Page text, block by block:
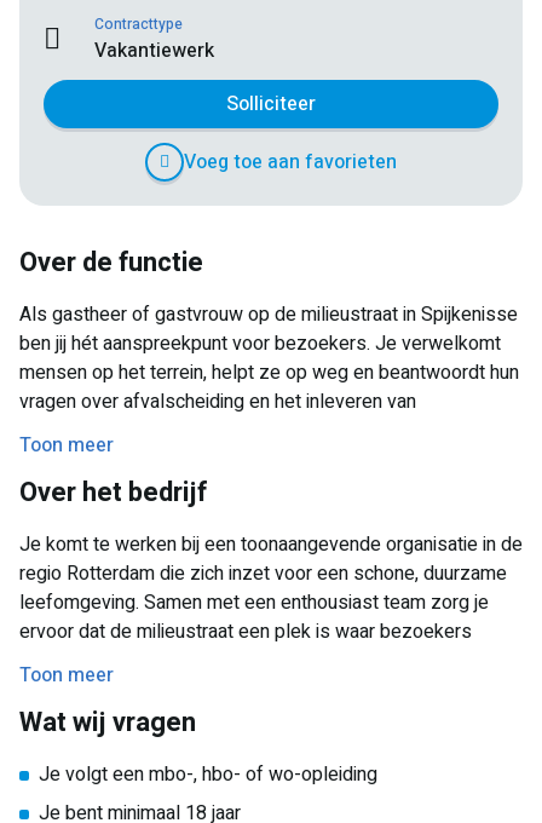
Contracttype
Vakantiewerk
Solliciteer
Voeg toe aan favorieten
Over de functie
Als gastheer of gastvrouw op de milieustraat in Spijkenisse
ben jij hét aanspreekpunt voor bezoekers. Je verwelkomt
mensen op het terrein, helpt ze op weg en beantwoordt hun
vragen over afvalscheiding en het inleveren van
verschillende afvalstromen. Je houdt toezicht op een
veilige en nette omgeving en zorgt ervoor dat alles op
rolletjes loopt.
Jouw dag begint met het openstellen van het terrein en het
begroeten van de eerste bezoekers. Je wijst hen de juiste
route naar de verschillende afvalcontainers, geeft uitleg
waar nodig en zorgt dat alles soepel verloopt. Je bent alert
een prettige sfeer. Door jouw inzet help je bezoekers én
draag je direct bij aan een duurzamere samenleving.
Ben jij sociaal, communicatief sterk en steek je graag de
handen uit de mouwen? Zoek je een flexibele en goed
Toon meer
Over het bedrijf
Je komt te werken bij een toonaangevende organisatie in de
regio Rotterdam die zich inzet voor een schone, duurzame
leefomgeving. Samen met een enthousiast team zorg je
ervoor dat de milieustraat een plek is waar bezoekers
prettig worden geholpen en afvalstromen verantwoord
worden verwerkt. De werkgever staat bekend om een open,
collegiale werksfeer en biedt volop ruimte voor
Toon meer
Wat wij vragen
Je volgt een mbo-, hbo- of wo-opleiding
Je bent minimaal 18 jaar